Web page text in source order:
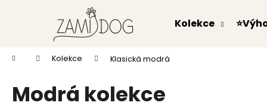
Kolekce
Domů Kolekce Klasická modrá
Modrá kolekce
Zpět
obchodu
Zpět
obchodu